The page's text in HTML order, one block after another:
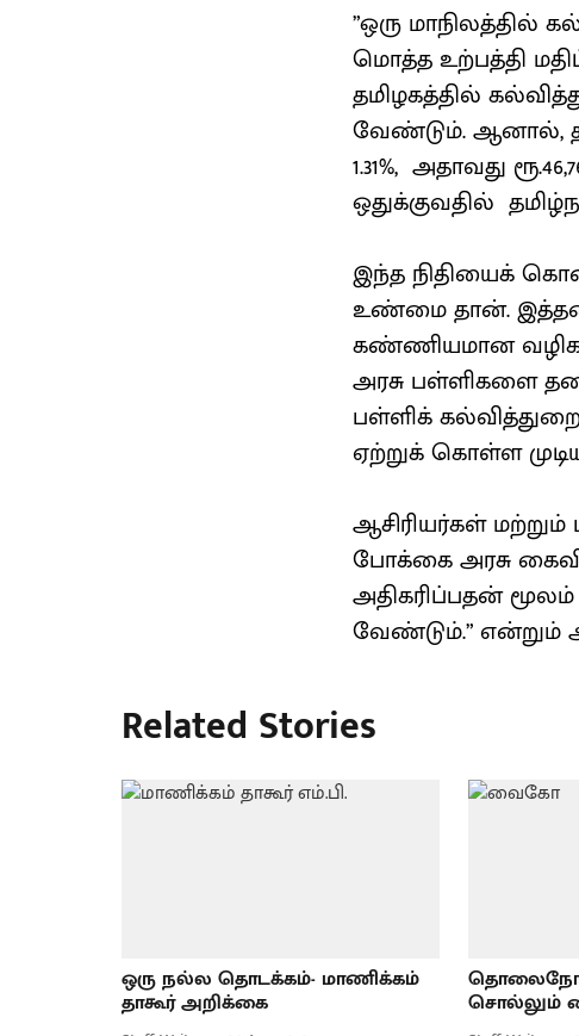
”ஒரு மாநிலத்தில்
மொத்த உற்பத்தி
தமிழகத்தில்
வேண்டும். ஆனால்,
1.31%, அதாவது
ஒதுக்குவதில்
இந்த நிதியைக்
உண்மை தான்.
கண்ணியமான
அரசு பள்ளிகளை
பள்ளிக்
ஏற்றுக் கொள்ள
ஆசிரியர்கள்
போக்கை அரசு
அதிகரிப்பதன்
வேண்டும்.” என்றும்
Related Stories
ஒரு நல்ல தொடக்கம்- மாணிக்கம்
தாகூர் அறிக்கை சொல்லும்